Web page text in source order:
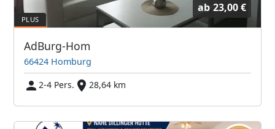
ab 23,00 €
AdBurg-Hom
66424 Homburg
2-4 Pers.
28,64 km